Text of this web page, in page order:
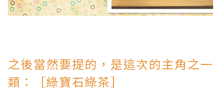
之後當然要提的，是這次的主角之一
類：
［綠寶石綠茶］